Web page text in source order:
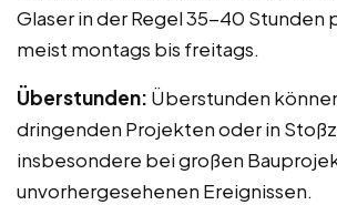
Glaser in der Regel 35-40 Stunden
meist montags bis freitags.
Überstunden: Überstunden
dringenden Projekten oder in
insbesondere bei großen
unvorhergesehenen Ereignissen.